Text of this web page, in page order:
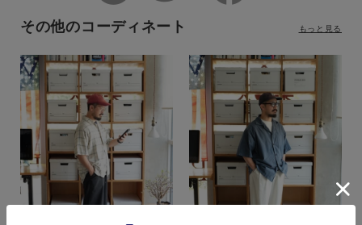
その他のコーディネート もっと見る